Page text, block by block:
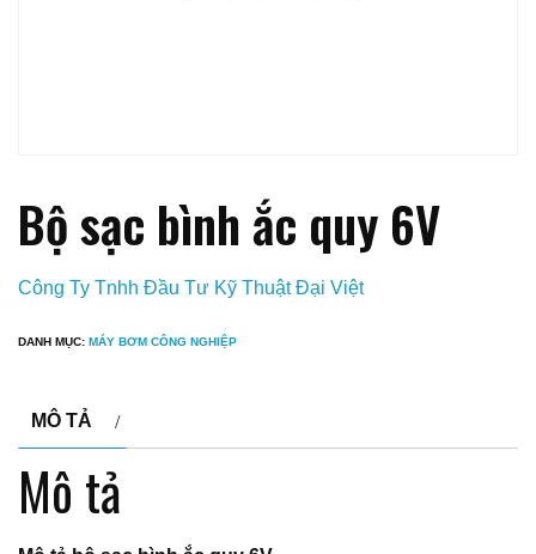
Bộ sạc bình ắc quy 6V
Công Ty Tnhh Đầu Tư Kỹ Thuật Đại Việt
DANH MỤC: MÁY BƠM CÔNG NGHIỆP
MÔ TẢ
Mô tả